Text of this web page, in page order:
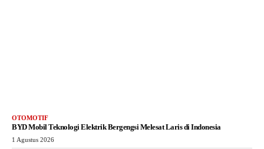
OTOMOTIF
BYD Mobil Teknologi Elektrik Bergengsi Melesat Laris di Indonesia
1 Agustus 2026